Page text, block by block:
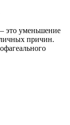
это уменьшение
причин.